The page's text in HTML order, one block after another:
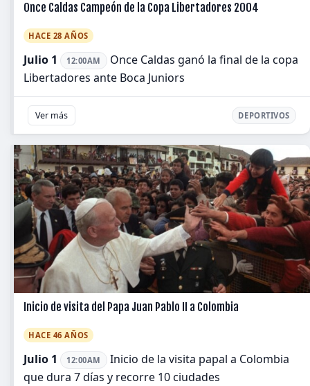
Once Caldas Campeón de la Copa Libertadores 2004
HACE 28 AÑOS
Julio 1 12:00AM
Once Caldas ganó la final de la copa
Libertadores ante Boca Juniors
Ver más DEPORTIVOS
Inicio de visita del Papa Juan Pablo II a Colombia
HACE 46 AÑOS
Julio 1 12:00AM
Inicio de la visita papal a Colombia
que dura 7 días y recorre 10 ciudades